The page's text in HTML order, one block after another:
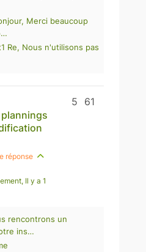
Merci beaucoup
Re, Nous n'utilisons pas
réponse
, Il y a 1
61
5
rencontrons un
ins…